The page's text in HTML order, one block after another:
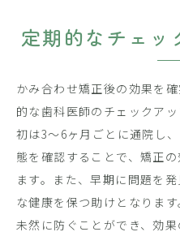
定期的なチェッ
かみ合わせ矯正後の効果を
的な歯科医師のチェックア
初は3〜6ヶ月ごとに通院し
態を確認することで、矯正
ます。また、早期に問題を
な健康を保つ助けとなりま
未然に防ぐことができ、効